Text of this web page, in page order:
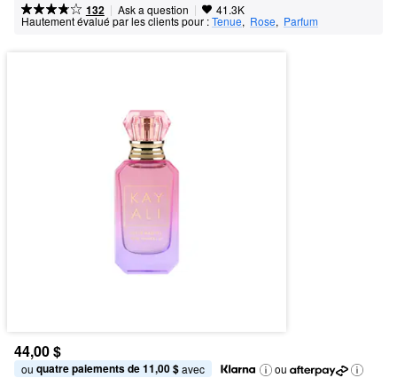
132 | Ask a question | 41.3K
Hautement évalué par les clients pour :Tenue, Rose, Parfum
44,00 $
ou quatre paiements de 11,00 $ avec
ou